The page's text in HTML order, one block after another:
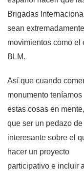
Brigadas
sean
movimientos como el
BLM.
Así que cuando
monumento teníamos
estas cosas en
que ser un pedazo de
interesante sobre el
hacer un proyecto
participativo e incluir